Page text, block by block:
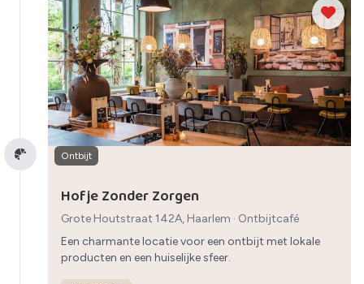
Ontbijt
Hofje Zonder Zorgen
Grote Houtstraat 142A, Haarlem · Ontbijtcafé
Een charmante locatie voor een ontbijt met lokale
producten en een huiselijke sfeer.